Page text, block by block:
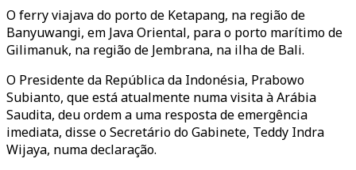
O ferry viajava do porto de Ketapang, na região de
Banyuwangi, em Java Oriental, para o porto marítimo de
Gilimanuk, na região de Jembrana, na ilha de Bali.
O Presidente da República da Indonésia, Prabowo
Subianto, que está atualmente numa visita à Arábia
Saudita, deu ordem a uma resposta de emergência
imediata, disse o Secretário do Gabinete, Teddy Indra
Wijaya, numa declaração.